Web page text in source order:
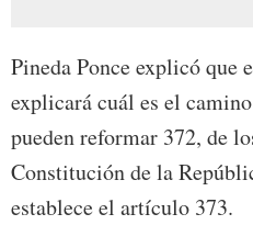
Pineda Ponce explicó que
explicará cuál es el
pueden reformar 372, de
Constitución de la
establece el artículo 373.